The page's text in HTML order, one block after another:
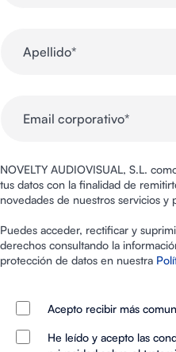
NOVELTY AUDIOVISUAL, S.L.
tus datos con la finalidad de
novedades de nuestros servicios y
Puedes acceder, rectificar y
derechos consultando la
protección de datos en nuestra
Acepto recibir más
He leído y acepto las